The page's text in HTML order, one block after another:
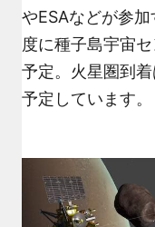
やESAなどが参
度に種子島宇宙
予定。火星圏到
予定しています。